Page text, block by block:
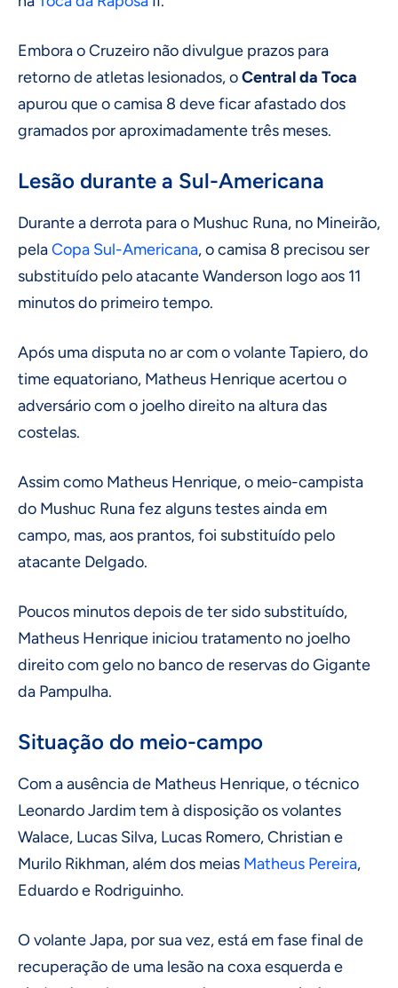
Embora o Cruzeiro não divulgue prazos para
retorno de atletas lesionados, oCentral da Toca
apurou que o camisa 8 deve ficar afastado dos
gramados por aproximadamente três meses.
Lesão durante a Sul-Americana
Durante a derrota para o Mushuc Runa, no Mineirão,
pelaCopa Sul-Americana, o camisa 8 precisou ser
substituído pelo atacante Wanderson logo aos 11
minutos do primeiro tempo.
Após uma disputa no ar com o volante Tapiero, do
time equatoriano, Matheus Henrique acertou o
adversário com o joelho direito na altura das
costelas.
Assim como Matheus Henrique, o meio-campista
do Mushuc Runa fez alguns testes ainda em
campo, mas, aos prantos, foi substituído pelo
atacante Delgado.
Poucos minutos depois de ter sido substituído,
Matheus Henrique iniciou tratamento no joelho
direito com gelo no banco de reservas do Gigante
da Pampulha.
Situação do meio-campo
Com a ausência de Matheus Henrique, o técnico
Leonardo Jardim tem à disposição os volantes
Walace, Lucas Silva, Lucas Romero, Christian e
Murilo Rikhman, além dos meias Matheus Pereira,
Eduardo e Rodriguinho.
O volante Japa, por sua vez, está em fase final de
recuperação de uma lesão na coxa esquerda e